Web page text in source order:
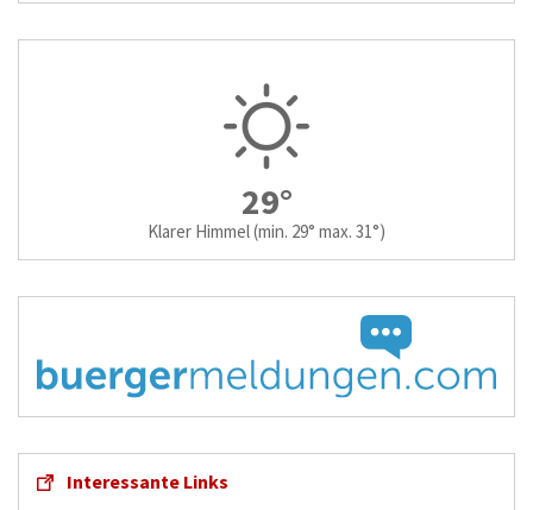
29°
Klarer Himmel(min. 29° max. 31°)
Interessante Links